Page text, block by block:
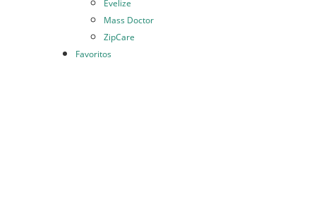
Evelize
Mass Doctor
ZipCare
Favoritos